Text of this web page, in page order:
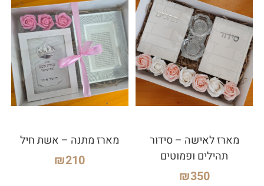
מארז לאישה – סידור
תהילים ופמוטים
₪350
מארז מתנה – אשת חיל
₪210